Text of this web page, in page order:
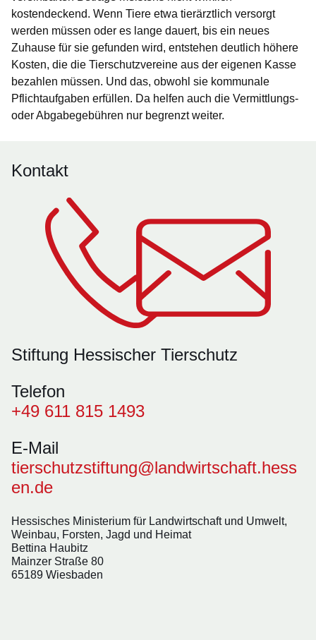
kostendeckend. Wenn Tiere etwa tierärztlich versorgt
werden müssen oder es lange dauert, bis ein neues
Zuhause für sie gefunden wird, entstehen deutlich höhere
Kosten, die die Tierschutzvereine aus der eigenen Kasse
bezahlen müssen. Und das, obwohl sie kommunale
Pflichtaufgaben erfüllen. Da helfen auch die Vermittlungs-
oder Abgabegebühren nur begrenzt weiter.
Kontakt
Stiftung Hessischer Tierschutz
Telefon
+49 611 815 1493
E-Mail
tierschutzstiftung@landwirtschaft.hess
en.de
Hessisches Ministerium für Landwirtschaft und Umwelt,
Weinbau, Forsten, Jagd und Heimat
Bettina Haubitz
Mainzer Straße 80
65189 Wiesbaden